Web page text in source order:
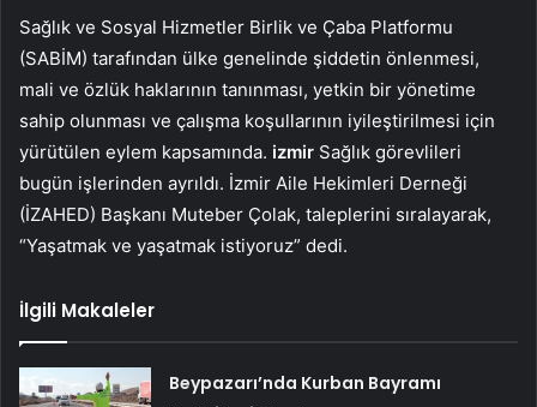
Sağlık ve Sosyal Hizmetler Birlik ve Çaba Platformu
(SABİM) tarafından ülke genelinde şiddetin önlenmesi,
mali ve özlük haklarının tanınması, yetkin bir yönetime
sahip olunması ve çalışma koşullarının iyileştirilmesi için
yürütülen eylem kapsamında. izmir Sağlık görevlileri
bugün işlerinden ayrıldı. İzmir Aile Hekimleri Derneği
(İZAHED) Başkanı Muteber Çolak, taleplerini sıralayarak,
“Yaşatmak ve yaşatmak istiyoruz” dedi.
İlgili Makaleler
Beypazarı’nda Kurban Bayramı